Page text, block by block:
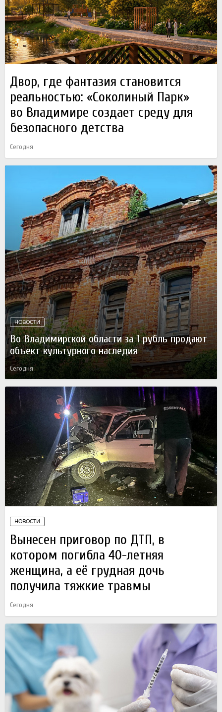
Двор, где фантазия становится
реальностью: «Соколиный Парк»
во Владимире создает среду для
безопасного детства
Сегодня
НОВОСТИ
Во Владимирской области за 1 рубль продают
объект культурного наследия
Сегодня
НОВОСТИ
Вынесен приговор по ДТП, в
котором погибла 40-летняя
женщина, а её грудная дочь
получила тяжкие травмы
Сегодня